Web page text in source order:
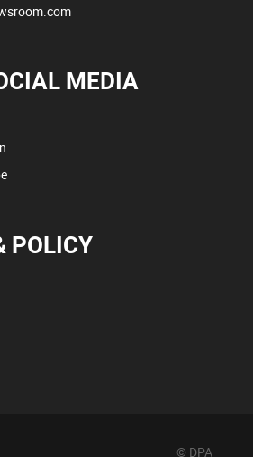
MEDIA
POLICY
© DPA